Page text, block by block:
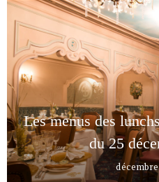
Les menus des
du 25